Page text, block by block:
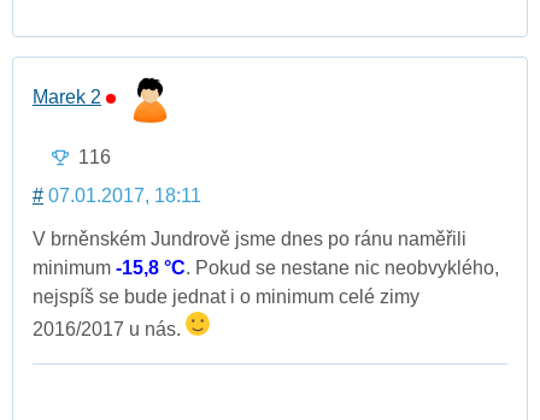
Marek 2
116
# 07.01.2017, 18:11
V brněnském Jundrově jsme dnes po ránu naměřili
minimum -15,8 °C. Pokud se nestane nic neobvyklého,
nejspíš se bude jednat i o minimum celé zimy
2016/2017 u nás.